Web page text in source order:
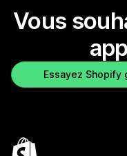
Vous
Essayez